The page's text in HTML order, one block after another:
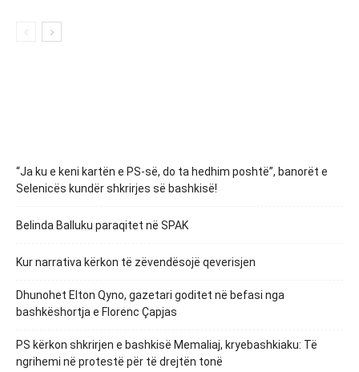
“Ja ku e keni kartën e PS-së, do ta hedhim poshtë”, banorët e
Selenicës kundër shkrirjes së bashkisë!
Belinda Balluku paraqitet në SPAK
Kur narrativa kërkon të zëvendësojë qeverisjen
Dhunohet Elton Qyno, gazetari goditet në befasi nga
bashkëshortja e Florenc Çapjas
PS kërkon shkrirjen e bashkisë Memaliaj, kryebashkiaku: Të
ngrihemi në protestë për të drejtën tonë